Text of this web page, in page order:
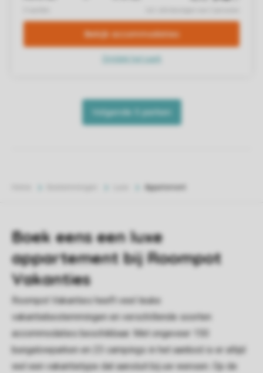
Boek eens een luxe
appartement bij Roompot
Vakanties
Roompot Vakanties heeft veel leuke
vakantiebestemmingen en verschillende soorten
accommodaties beschikbaar. Met ongeveer 150
bungalowparken en 23 campings in het aanbod is er altijd
wel een vakantietype dat aansluit bij uw wensen. Op de